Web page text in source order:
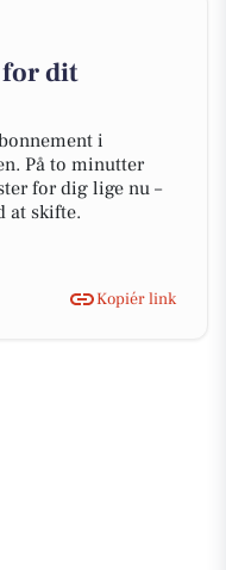
for dit
i
På to minutter
for dig lige nu –
at skifte.
Kopiér link